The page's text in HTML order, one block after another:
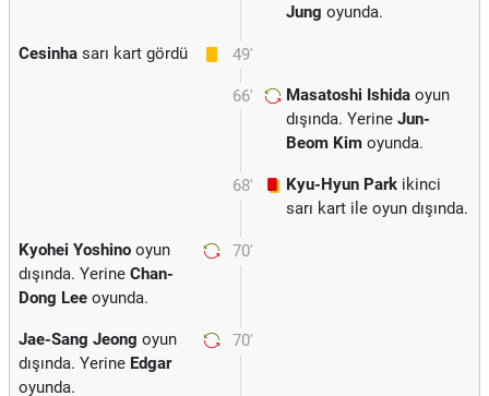
Jung oyunda.
49'
Cesinha sarı kart gördü
66' Masatoshi Ishida oyun
dışında. Yerine Jun-
Beom Kim oyunda.
68' Kyu-Hyun Park ikinci
sarı kart ile oyun dışında.
70'
Kyohei Yoshino oyun
dışında. Yerine Chan-
Dong Lee oyunda.
70'
Jae-Sang Jeong oyun
dışında. Yerine Edgar
oyunda.